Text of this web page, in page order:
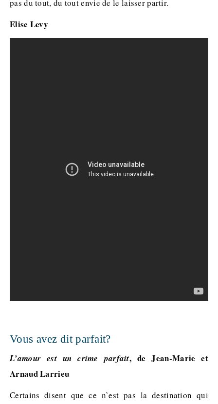
pas du tout, du tout envie de le laisser partir.
Elise Levy
Vous avez dit parfait?
L’amour est un crime parfait, de Jean-Marie et
Arnaud Larrieu
Certains disent que ce n’est pas la destination qui